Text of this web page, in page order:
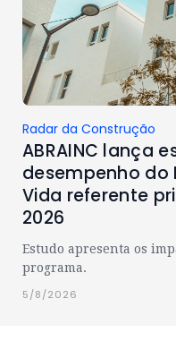
Radar da Construção
ABRAINC lança
desempenho do
Vida referente
2026
Estudo apresenta os
programa.
5/8/2026